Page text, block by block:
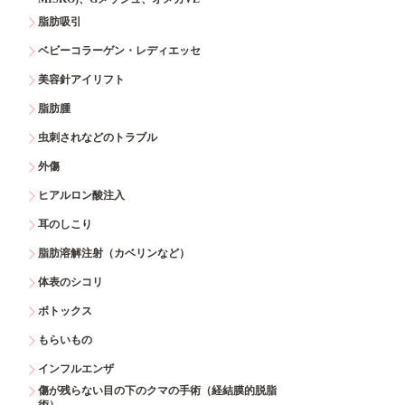
脂肪吸引
ベビーコラーゲン・レディエッセ
美容針アイリフト
脂肪腫
虫刺されなどのトラブル
外傷
ヒアルロン酸注入
耳のしこり
脂肪溶解注射（カベリンなど）
体表のシコリ
ボトックス
もらいもの
インフルエンザ
傷が残らない目の下のクマの手術（経結膜的脱脂